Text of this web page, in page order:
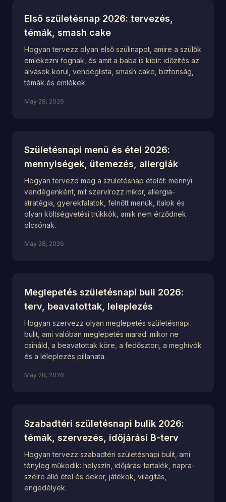
Első születésnap 2026: tervezés,
témák, smash cake
Hogyan tervezz olyan első szülinapot, amire a szülők
emlékezni fognak, és amit a baba is kibír: időzítés az
alvások körül, vendéglista, smash cake, biztonság,
témák és emlékek.
May 28, 2026
Születésnapi menü és étel 2026:
mennyiségek, ütemezés, allergiák
Hogyan tervezd meg a születésnap ételét: mennyi
vendégenként, mit szervírozz mikor, allergia-
stratégia, gyerekfalatok, felnőtt menük, italok és
olyan költségvetési trükkök, amik nem érződnek
olcsónak.
May 28, 2026
Meglepetés születésnapi buli 2026:
terv, beavatottak, leleplezés
Hogyan szervezz olyan meglepetés születésnapi
bulit, ami valóban meglepetés marad: mikor ne
csináld, a beavatottak köre, a fedősztori, a meghívók
és a leleplezés pillanata.
May 28, 2026
Szabadtéri születésnapi bulik 2026:
témák, szervezés, időjárási B-terv
Hogyan tervezz szabadtéri születésnapi bulit, ami
tényleg működik: helyszín, időjárási tartalék, napra-
szélre álló étel és dekor, játékok, világítás,
engedélyek.